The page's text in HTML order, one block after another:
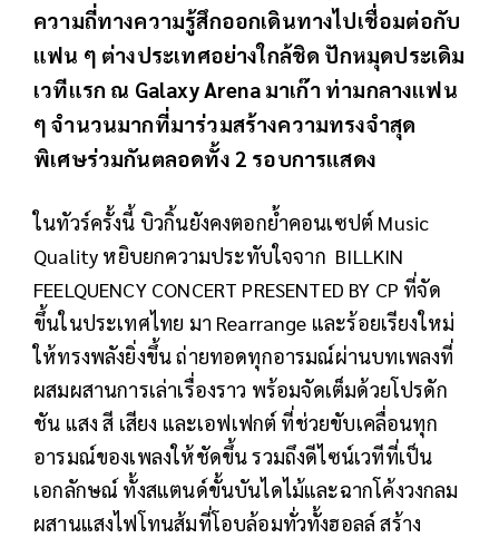
ความถี่ทางความรู้สึกออกเดินทางไปเชื่อมต่อกับ
แฟน ๆ ต่างประเทศอย่างใกล้ชิด ปักหมุดประเดิม
เวทีแรก ณ Galaxy Arena มาเก๊า ท่ามกลางแฟน
ๆ จำนวนมากที่มาร่วมสร้างความทรงจำสุด
พิเศษร่วมกันตลอดทั้ง 2 รอบการแสดง
ในทัวร์ครั้งนี้ บิวกิ้นยังคงตอกย้ำคอนเซปต์ Music
Quality หยิบยกความประทับใจจาก BILLKIN
FEELQUENCY CONCERT PRESENTED BY CP ที่จัด
ขึ้นในประเทศไทย มา Rearrange และร้อยเรียงใหม่
ให้ทรงพลังยิ่งขึ้น ถ่ายทอดทุกอารมณ์ผ่านบทเพลงที่
ผสมผสานการเล่าเรื่องราว พร้อมจัดเต็มด้วยโปรดัก
ชัน แสง สี เสียง และเอฟเฟกต์ ที่ช่วยขับเคลื่อนทุก
อารมณ์ของเพลงให้ชัดขึ้น รวมถึงดีไซน์เวทีที่เป็น
เอกลักษณ์ ทั้งสแตนด์ขั้นบันไดไม้และฉากโค้งวงกลม
ผสานแสงไฟโทนส้มที่โอบล้อมทั่วทั้งฮอลล์ สร้าง